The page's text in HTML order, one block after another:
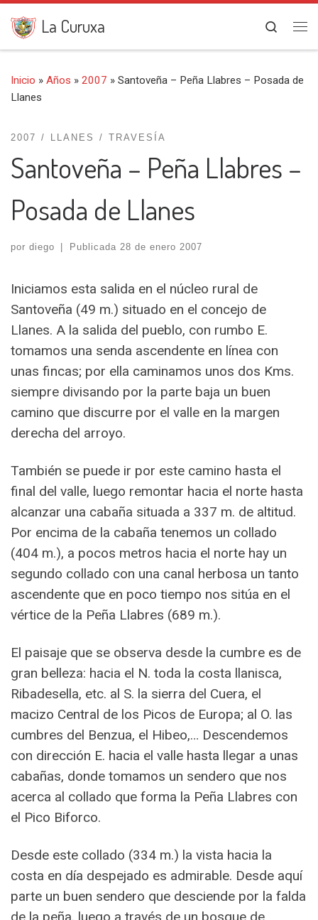
Saltar al contenido
La Curuxa
Search
Inicio » Años » 2007 » Santoveña – Peña Llabres – Posada de
Llanes
2007 LLANES TRAVESÍA
Santoveña – Peña Llabres –
Posada de Llanes
por diego Publicada 28 de enero 2007
Iniciamos esta salida en el núcleo rural de
Santoveña (49 m.) situado en el concejo de
Llanes. A la salida del pueblo, con rumbo E.
tomamos una senda ascendente en línea con
unas fincas; por ella caminamos unos dos Kms.
siempre divisando por la parte baja un buen
camino que discurre por el valle en la margen
derecha del arroyo.
También se puede ir por este camino hasta el
final del valle, luego remontar hacia el norte hasta
alcanzar una cabaña situada a 337 m. de altitud.
Por encima de la cabaña tenemos un collado
(404 m.), a pocos metros hacia el norte hay un
segundo collado con una canal herbosa un tanto
ascendente que en poco tiempo nos sitúa en el
vértice de la Peña Llabres (689 m.).
El paisaje que se observa desde la cumbre es de
gran belleza: hacia el N. toda la costa llanisca,
Ribadesella, etc. al S. la sierra del Cuera, el
macizo Central de los Picos de Europa; al O. las
cumbres del Benzua, el Hibeo,… Descendemos
con dirección E. hacia el valle hasta llegar a unas
cabañas, donde tomamos un sendero que nos
acerca al collado que forma la Peña Llabres con
el Pico Biforco.
Desde este collado (334 m.) la vista hacia la
costa en día despejado es admirable. Desde aquí
parte un buen sendero que desciende por la falda